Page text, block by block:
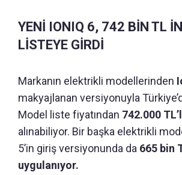
YENİ IONIQ 6, 742 BİN TL
LİSTEYE GİRDİ
Markanın elektrikli modellerinden
makyajlanan versiyonuyla
Model liste fiyatından 742.000
alınabiliyor. Bir başka elektrikli
5’in giriş versiyonunda da 665 bin
uygulanıyor.